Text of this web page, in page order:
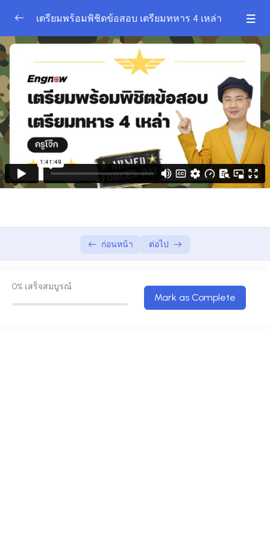
เอกสารประกอบการเรียน
ตะลุยโจทย์ 0/6
01:41:50
ตะลุยโจทย์ชุดที่ 2 01:12:29
ตะลุยโจทย์ชุดที่ 3 01:30:18
ตะลุยโจทย์ชุดที่ 4 01:00:06
เตรียมพร้อมพิชิตข้อสอบ เตรียมทหาร 4 เหล่า
ก่อนหน้า ต่อไป
0% เสร็จสมบูรณ์
Mark as Complete